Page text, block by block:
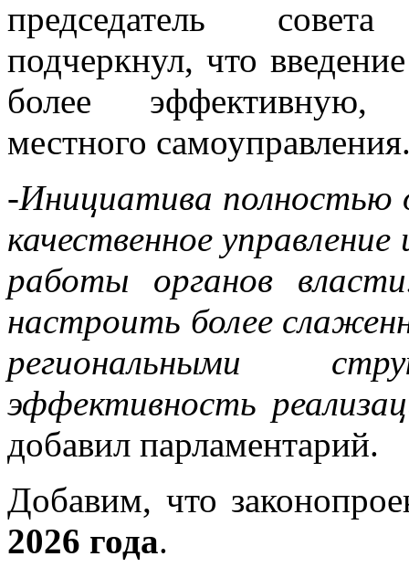
председатель
подчеркнул, что
более эффективную,
местного
-Инициатива полностью
качественное
работы органов
настроить более
региональными
эффективность
добавил парламентарий.
Добавим, что
2026 года.